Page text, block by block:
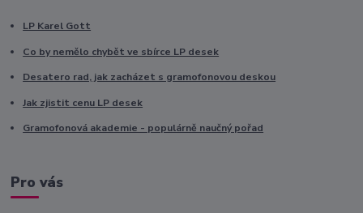
LP Karel Gott
Co by nemělo chybět ve sbírce LP desek
Desatero rad, jak zacházet s gramofonovou deskou
Jak zjistit cenu LP desek
Gramofonová akademie - populárně naučný pořad
Pro vás